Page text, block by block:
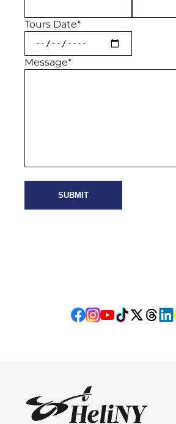
Tours Date*
Message*